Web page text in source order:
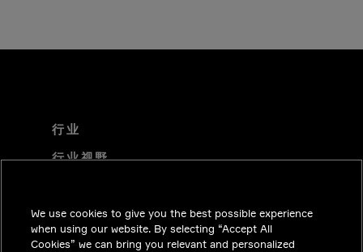
行业
行业视野
职业机会
投资者关系
We use cookies to give you the best possible experience
when using our website. By selecting “Accept All
Cookies” we can bring you relevant and personalized